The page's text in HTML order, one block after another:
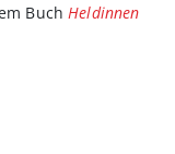
BuchHeldinnen